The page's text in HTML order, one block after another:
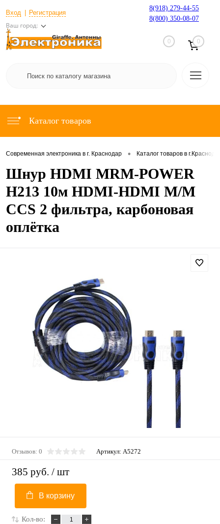
Вход Регистрация
Ваш город:
8(918) 279-44-55
8(800) 350-08-07
0 0
Каталог товаров
Современная электроника в г. Краснодар • Каталог товаров в
Шнур HDMI MRM-POWER
H213 10м HDMI-HDMI M/M
CCS 2 фильтра, карбоновая
оплётка
Отзывов: 0 Артикул: A5272
385 руб. / шт
В корзину
Кол-во: